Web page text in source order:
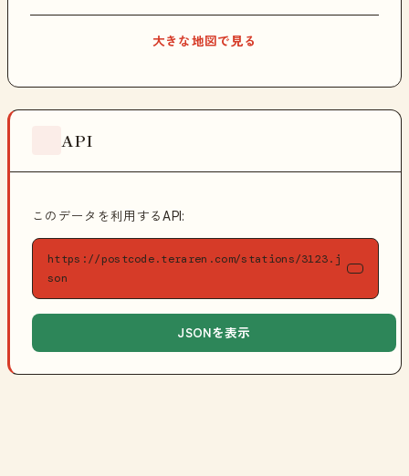
大きな地図で見る
API
このデータを利用するAPI:
https://postcode.teraren.com/stations/3123.j
son
JSONを表示